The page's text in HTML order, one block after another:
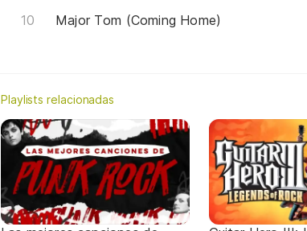
Major Tom (Coming Home)
Playlists relacionadas